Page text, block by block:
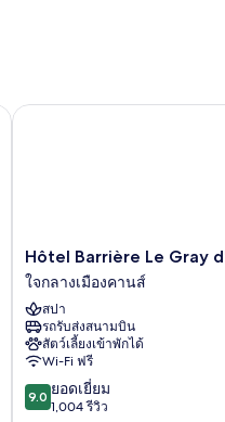
Hôtel
Barrière
Le
Gray
d'Albion
ใจกลาง
เมือง
คาน
ส์
Hôtel Barrière Le Gray
ใจกลางเมืองคานส์
สปา
รถรับส่งสนามบิน
สัตว์เลี้ยงเข้าพักได้
Wi-Fi ฟรี
9.0
จาก
9.0 ยอดเยี่ยม
1,004 รีวิว
Hôtel Barrière Le Gray